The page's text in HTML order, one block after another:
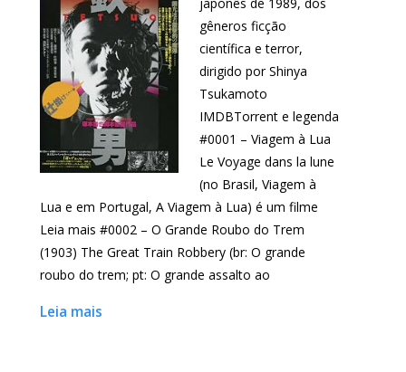
gêneros ficção
científica e terror,
dirigido por Shinya
Tsukamoto
IMDBTorrent e legenda
#0001 – Viagem à Lua
Le Voyage dans la lune
(no Brasil, Viagem à
Lua e em Portugal, A Viagem à Lua) é um filme
Leia mais #0002 – O Grande Roubo do Trem
(1903) The Great Train Robbery (br: O grande
roubo do trem; pt: O grande assalto ao
Leia mais